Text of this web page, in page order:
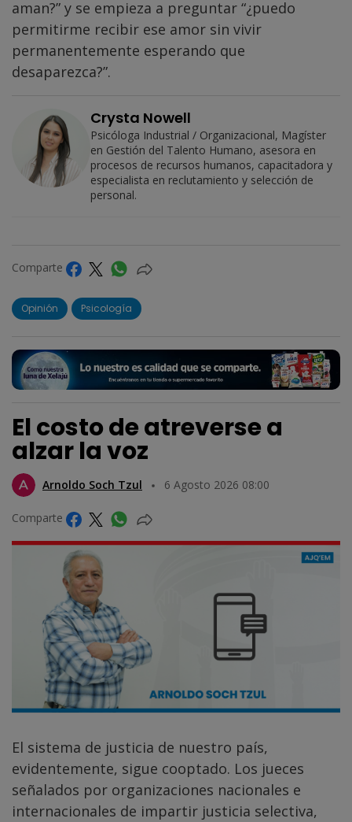
aman?” y se empieza a preguntar “¿puedo
permitirme recibir ese amor sin vivir
permanentemente esperando que
desaparezca?”.
Crysta Nowell
Psicóloga Industrial / Organizacional, Magíster
en Gestión del Talento Humano, asesora en
procesos de recursos humanos, capacitadora y
especialista en reclutamiento y selección de
personal.
Comparte
Opinión Psicología
El costo de atreverse a
alzar la voz
Arnoldo Soch Tzul 6 Agosto 2026 08:00
Comparte
El sistema de justicia de nuestro país,
evidentemente, sigue cooptado. Los jueces
señalados por organizaciones nacionales e
internacionales de impartir justicia selectiva,